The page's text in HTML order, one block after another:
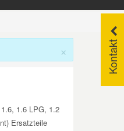
Kontakt
×
1.6 LPG, 1.2
Ersatzteile